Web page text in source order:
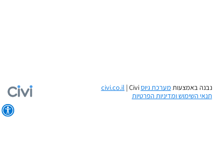
נבנה באמצעות מערכת גיוסCivi
|
civi.co.il
תנאי השימוש ומדיניות הפרטיות